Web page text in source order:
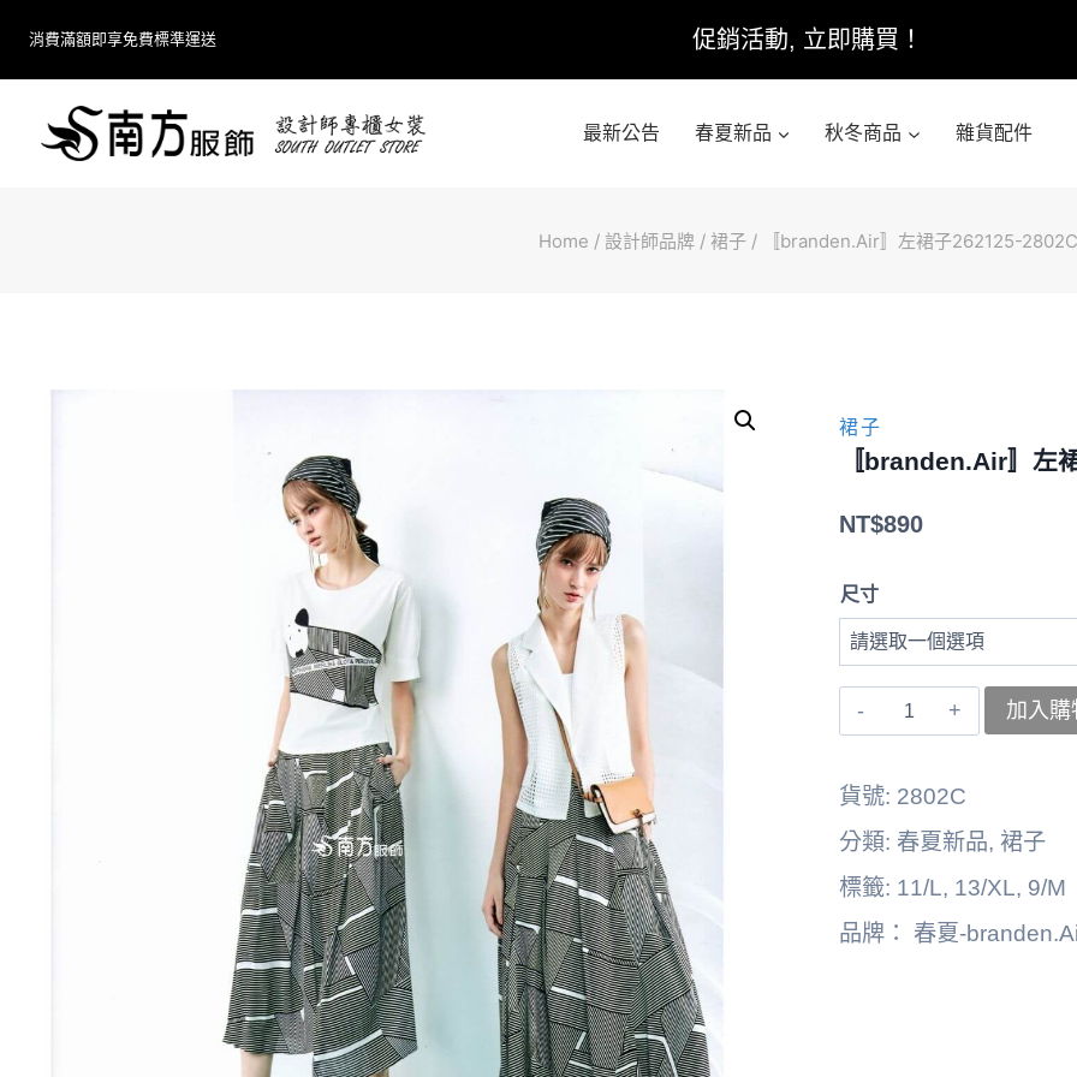
消費滿額即享免費標準運送 促銷活動, 立即購買！
最新公告 春夏新品 秋冬商品 雜貨配件
Home / 設計師品牌 / 裙子 / 〚branden.Air〛左裙子262125-2802C
裙子
〚branden.Air〛左
NT$890
尺寸
〚branden.Air〛
262125-
2802C
數
加入購
貨號: 2802C
分類: 春夏新品, 裙子
標籤: 11/L, 13/XL, 9/M
品牌： 春夏-